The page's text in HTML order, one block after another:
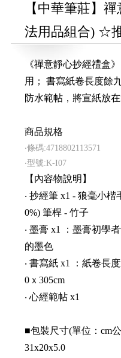
【中華筆莊】
法用品組合) ☆
《禪意靜心抄經禮盒
用； 書寫紙卷長度餘
防水範帖，將宣紙放
商品規格
‧條碼:4718802113571
‧型號:K-I07
【內容物說明】
‧ 抄經筆 x1 - 狼毫小楷
0%) 筆桿 - 竹子
‧ 墨膏 x1 ：墨膏初學
的墨色
‧ 書寫紙 x1 ：紙卷長
0ｘ305cm
‧ 心經範帖 x1
■包裝尺寸(單位：cm
31x20x5.0